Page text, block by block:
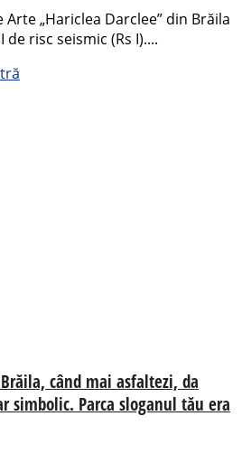
„Hariclea Darclee” din Brăila
risc seismic (Rs I)....
când mai asfaltezi, da
simbolic. Parca sloganul tău era